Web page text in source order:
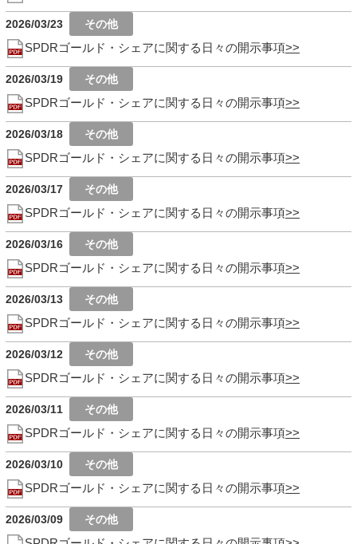
2026/03/23
SPDRゴールド・シェアに関する日々の開示事項
2026/03/19
SPDRゴールド・シェアに関する日々の開示事項
2026/03/18
SPDRゴールド・シェアに関する日々の開示事項
2026/03/17
SPDRゴールド・シェアに関する日々の開示事項
2026/03/16
SPDRゴールド・シェアに関する日々の開示事項
2026/03/13
SPDRゴールド・シェアに関する日々の開示事項
2026/03/12
SPDRゴールド・シェアに関する日々の開示事項
2026/03/11
SPDRゴールド・シェアに関する日々の開示事項
2026/03/10
SPDRゴールド・シェアに関する日々の開示事項
2026/03/09